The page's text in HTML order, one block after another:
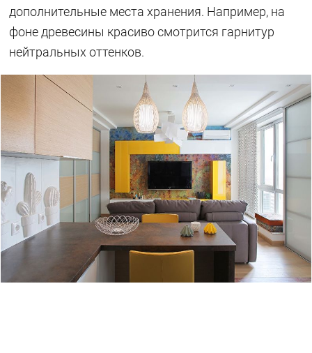
дополнительные места хранения. Например, на
фоне древесины красиво смотрится гарнитур
нейтральных оттенков.